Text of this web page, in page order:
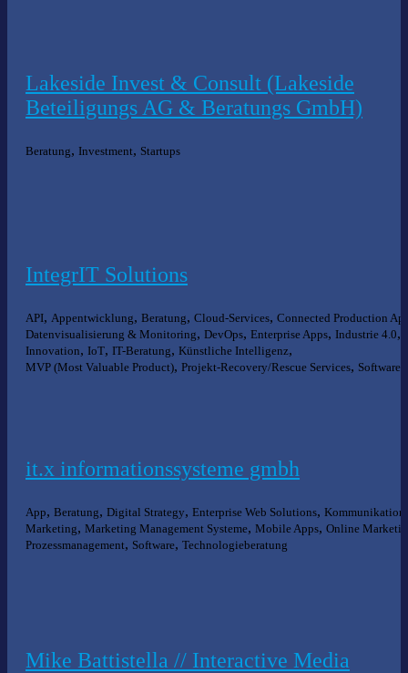
Lakeside Invest & Consult (Lakeside
Beteiligungs AG & Beratungs GmbH)
Beratung, Investment, Startups
IntegrIT Solutions
API, Appentwicklung, Beratung, Cloud-Services, Connected Production
Datenvisualisierung & Monitoring, DevOps, Enterprise Apps, Industrie 4.0,
Innovation, IoT, IT-Beratung, Künstliche Intelligenz,
MVP (Most Valuable Product), Projekt-Recovery/Rescue Services, Software
it.x informationssysteme gmbh
App, Beratung, Digital Strategy, Enterprise Web Solutions, Kommunikation
Marketing, Marketing Management Systeme, Mobile Apps, Online
Prozessmanagement, Software, Technologieberatung
Mike Battistella // Interactive Media